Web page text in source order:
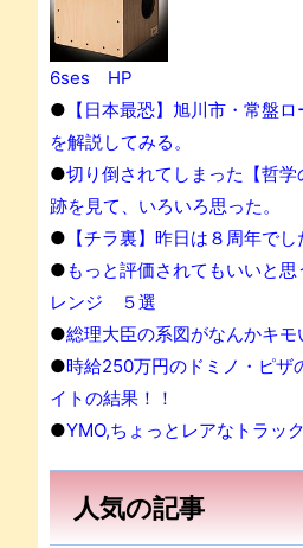
6ses HP
● 【日本最恐】旭川市・常盤
を解説してみる。
●切り倒されてしまった【哲学
跡を見て、いろいろ思った。
● 【チラ裏】昨日は８周年でし
●もっと評価されてもいいと思
レンジ ５選
●総理大臣の系図がなんかキモ
●時給250万円のドミノ・ピザ
イトの結果！！
●YMO,ちょっとレアなトラッ
人気の記事